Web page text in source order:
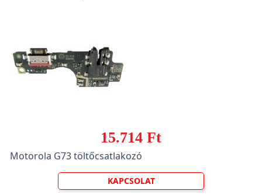
15.714 Ft
Motorola G73 töltőcsatlakozó
KAPCSOLAT